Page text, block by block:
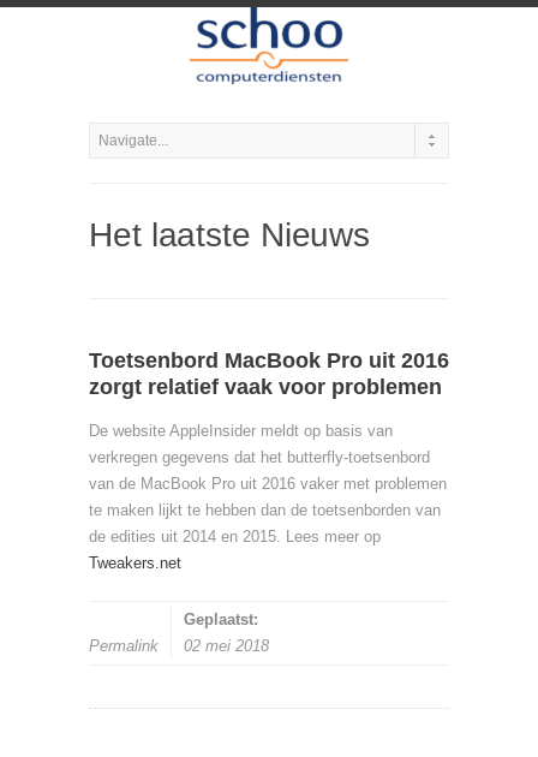
Het laatste Nieuws
Toetsenbord MacBook Pro uit 2016
zorgt relatief vaak voor problemen
De website AppleInsider meldt op basis van
verkregen gegevens dat het butterfly-toetsenbord
van de MacBook Pro uit 2016 vaker met problemen
te maken lijkt te hebben dan de toetsenborden van
de edities uit 2014 en 2015. Lees meer op
Tweakers.net
Permalink
Geplaatst:
02 mei 2018